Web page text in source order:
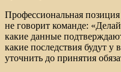
Профессиональная
не говорит команде:
какие данные
какие последствия будут
уточнить до принятия